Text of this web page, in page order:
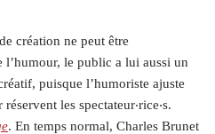
création ne peut être
l’humour, le public a lui aussi un
puisque l’humoriste ajuste
réservent les spectateur‧rice‧s.
. En temps normal, Charles Brunet